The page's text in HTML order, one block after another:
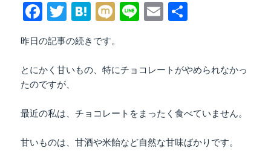
Fa
ce
bo
ok
T
wi
tte
r
H
en
a
M
Li
E
昨日の記事の続きです。
とにかく甘いもの、特にチョコレートがやめられなかっ
たのですが、
最近の私は、チョコレートをまったく食べていません。
甘いものは、甘酒や米飴など自然な甘味ばかりです。